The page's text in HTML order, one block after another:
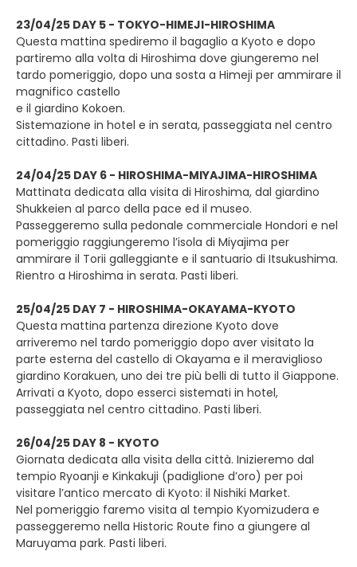
23/04/25 DAY 5 - TOKYO-HIMEJI-HIROSHIMA
Questa mattina spediremo il bagaglio a Kyoto e dopo
partiremo alla volta di Hiroshima dove giungeremo nel
tardo pomeriggio, dopo una sosta a Himeji per ammirare il
magnifico castello
e il giardino Kokoen.
Sistemazione in hotel e in serata, passeggiata nel centro
cittadino. Pasti liberi.
24/04/25 DAY 6 - HIROSHIMA-MIYAJIMA-HIROSHIMA
Mattinata dedicata alla visita di Hiroshima, dal giardino
Shukkeien al parco della pace ed il museo.
Passeggeremo sulla pedonale commerciale Hondori e nel
pomeriggio raggiungeremo l’isola di Miyajima per
ammirare il Torii galleggiante e il santuario di Itsukushima.
Rientro a Hiroshima in serata. Pasti liberi.
25/04/25 DAY 7 - HIROSHIMA-OKAYAMA-KYOTO
Questa mattina partenza direzione Kyoto dove
arriveremo nel tardo pomeriggio dopo aver visitato la
parte esterna del castello di Okayama e il meraviglioso
giardino Korakuen, uno dei tre più belli di tutto il Giappone.
Arrivati a Kyoto, dopo esserci sistemati in hotel,
passeggiata nel centro cittadino. Pasti liberi.
26/04/25 DAY 8 - KYOTO
Giornata dedicata alla visita della città. Inizieremo dal
tempio Ryoanji e Kinkakuji (padiglione d’oro) per poi
visitare l’antico mercato di Kyoto: il Nishiki Market.
Nel pomeriggio faremo visita al tempio Kyomizudera e
passeggeremo nella Historic Route fino a giungere al
Maruyama park. Pasti liberi.